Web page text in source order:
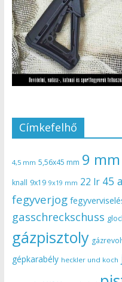
Címkefelhő
4,5 mm 5,56x45 mm 9
knall 9x19 9x19 mm 22 lr 45
fegyverjog
gasschreckschuss
gázpisztoly
gépkarabély heckler und koch